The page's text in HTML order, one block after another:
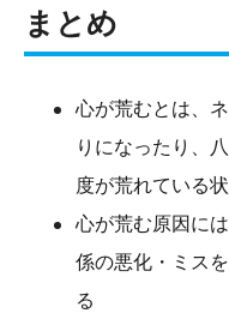
まとめ
心が荒むとは、
りになったり、
度が荒れている
心が荒む原因に
係の悪化・ミス
る